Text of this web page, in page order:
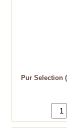
Pur Selection